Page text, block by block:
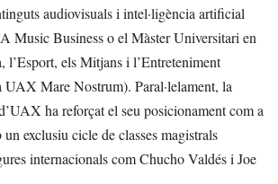
audiovisuals i intel·ligència artificial
Music Business o el Màster Universitari en
l’Esport, els Mitjans i l’Entreteniment
UAX Mare Nostrum). Paral·lelament, la
ha reforçat el seu posicionament com a
exclusiu cicle de classes magistrals
internacionals com Chucho Valdés i Joe